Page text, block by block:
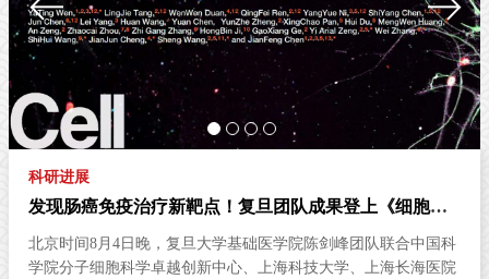
科研进展
AI助力肿瘤精准切除！复旦团队在《细胞》杂志发文
翻开一本厚书，若仅随机抽取两三页翻阅，根本无法串联完整剧
情。临床术中病理诊断，正面临一模一样的困境。肿瘤是立体三